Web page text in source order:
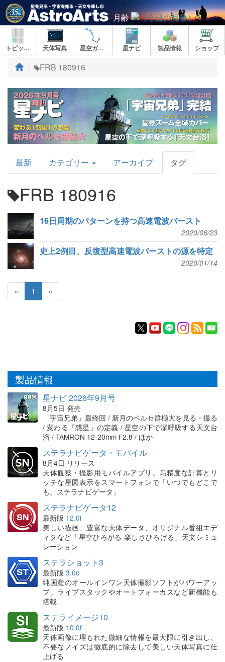
月齢
トピックス 天体写真 星空ガイド 星ナビ 製品情報 ショップ
ト
プ
FRB 180916
AstroArts
Topics
最新 カテゴリー アーカイブ タグ
FRB 180916
16日周期のパターンを持つ高速電波バースト
2020/06/23
史上2例目、反復型高速電波バーストの源を特定
2020/01/14
« 1 »
製品情報
星ナビ 2026年9月号
8月5日 発売
「宇宙兄弟」最終回 / 新月のペルセ群極大を見る・撮る
/ 変わる「惑星」の定義 / 星空の下で深呼吸する天文台
浴 / TAMRON 12-20mm F2.8 / ほか
ステラナビゲータ・モバイル
8月4日 リリース
天体観察・撮影用モバイルアプリ。高精度な計算とリ
ッチな星図表示をスマートフォンで「いつでもどこで
も、ステラナビゲータ」
ステラナビゲータ12
最新版 12.0i
美しい描画、豊富な天体データ、オリジナル番組エデ
ィタなど「星空ひろがる 楽しさひろげる」天文シミュ
レーション
ステラショット3
最新版 3.0o
純国産のオールインワン天体撮影ソフトがパワーアッ
プ。ライブスタックやオートフォーカスなど新機能も
搭載
ステライメージ10
最新版 10.0f
天体画像に埋もれた微細な情報を最大限に引き出し、
不要なノイズは徹底的に除去して美しい天体写真に仕
上げる